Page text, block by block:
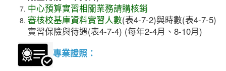
中心預算實習相關業務請購核銷
審核校基庫資料實習人數(表4-7-2)與時數(表4-7-5)
實習保險與待遇(表4-7-4) (每年2-4月、8-10月)
專業證照：